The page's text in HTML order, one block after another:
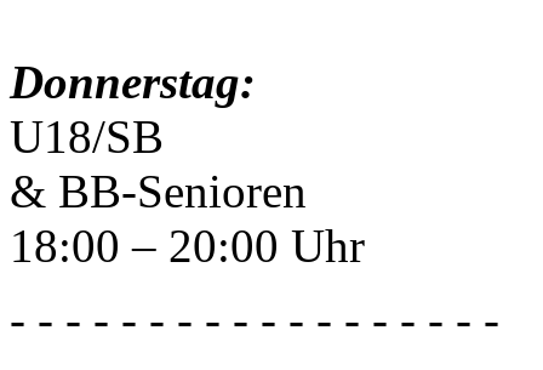
Donnerstag:
U18/SB
& BB-Senioren
18:00 – 20:00 Uhr
- - - - - - - - - - - - - - - - - -